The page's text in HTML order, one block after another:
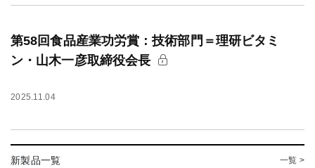
第58回食品産業功労賞：技術部門＝理研ビタミ
ン・山木一彦取締役会長
2025.11.04
新製品一覧 一覧 >